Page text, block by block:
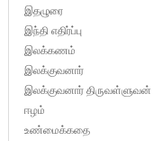
இதழுரை
இந்தி எதிர்ப்பு
இலக்கணம்
இலக்குவனார்
இலக்குவனார் திருவள்ளுவன்
ஈழம்
உண்மைக்கதை